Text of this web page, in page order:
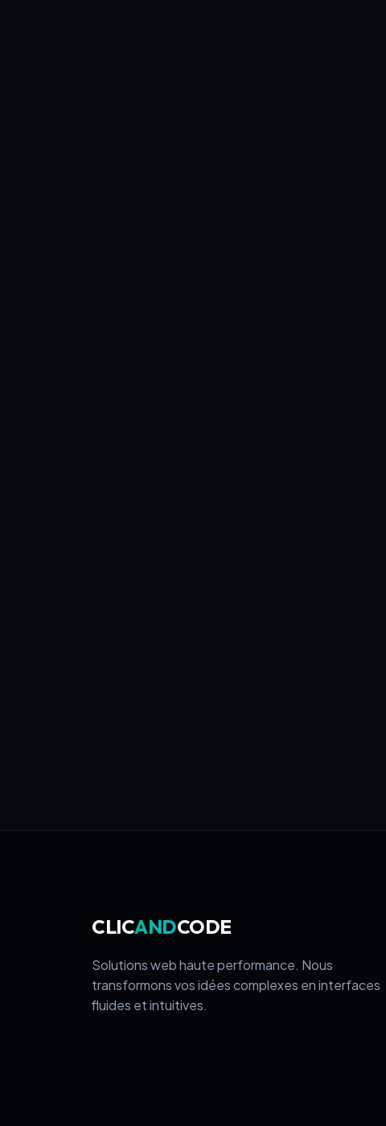
CLICANDCODE
Solutions web haute performance. Nous
transformons vos idées complexes en interfaces
fluides et intuitives.